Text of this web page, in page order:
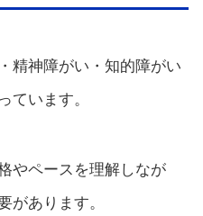
精神障がい・知的障がい
ています。
やペースを理解しなが
があります。